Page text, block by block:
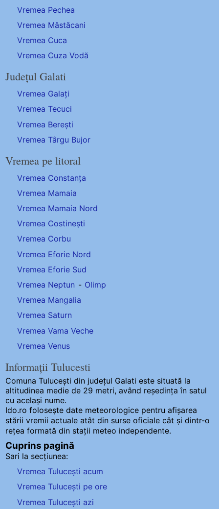
Vremea Pechea
Vremea Măstăcani
Vremea Cuca
Vremea Cuza Vodă
Județul Galati
Vremea Galați
Vremea Tecuci
Vremea Berești
Vremea Târgu Bujor
Vremea pe litoral
Vremea Constanța
Vremea Mamaia
Vremea Mamaia Nord
Vremea Costinești
Vremea Corbu
Vremea Eforie Nord
Vremea Eforie Sud
Vremea Neptun - Olimp
Vremea Mangalia
Vremea Saturn
Vremea Vama Veche
Vremea Venus
Informații Tulucesti
Comuna Tulucești din județul Galati este situată la
altitudinea medie de 29 metri, având reședința în satul
cu același nume.
Ido.ro folosește date meteorologice pentru afișarea
stării vremii actuale atât din surse oficiale cât și dintr-o
rețea formată din stații meteo independente.
Cuprins pagină
Sari la secțiunea:
Vremea Tulucești acum
Vremea Tulucești pe ore
Vremea Tulucești azi